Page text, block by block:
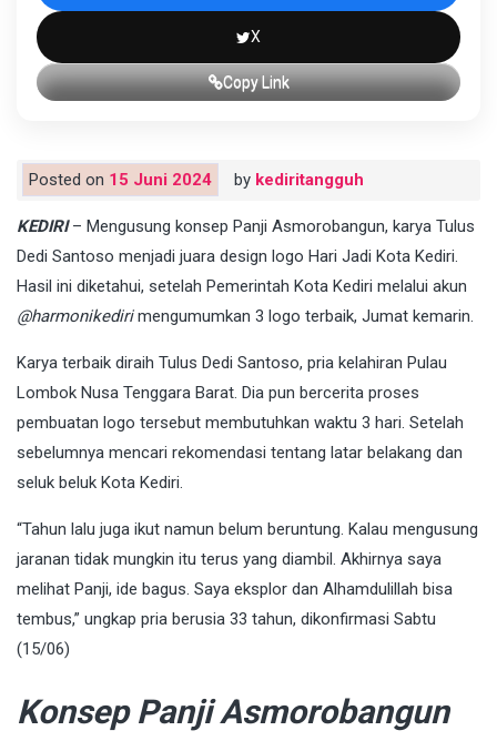
X
Copy Link
Posted on 15 Juni 2024 by kediritangguh
KEDIRI– Mengusung konsep Panji Asmorobangun, karya Tulus
Dedi Santoso menjadi juara design logo Hari Jadi Kota Kediri.
Hasil ini diketahui, setelah Pemerintah Kota Kediri melalui akun
@harmonikedirimengumumkan 3 logo terbaik, Jumat kemarin.
Karya terbaik diraih Tulus Dedi Santoso, pria kelahiran Pulau
Lombok Nusa Tenggara Barat. Dia pun bercerita proses
pembuatan logo tersebut membutuhkan waktu 3 hari. Setelah
sebelumnya mencari rekomendasi tentang latar belakang dan
seluk beluk Kota Kediri.
“Tahun lalu juga ikut namun belum beruntung. Kalau mengusung
jaranan tidak mungkin itu terus yang diambil. Akhirnya saya
melihat Panji, ide bagus. Saya eksplor dan Alhamdulillah bisa
tembus,” ungkap pria berusia 33 tahun, dikonfirmasi Sabtu
(15/06)
Konsep Panji Asmorobangun